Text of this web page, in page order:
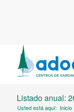
Listado anual:
Usted está aquí: Inicio